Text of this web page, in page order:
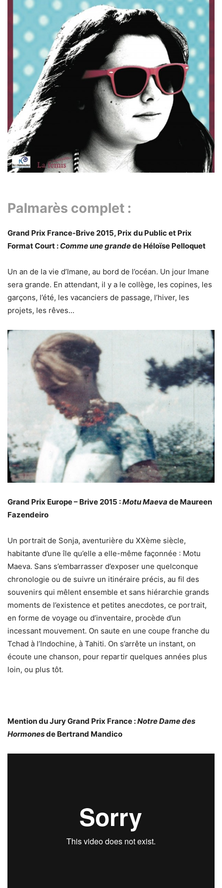
Palmarès complet :
Grand Prix France-Brive 2015, Prix du Public et Prix
Format Court : Comme une grandede Héloïse Pelloquet
Un an de la vie d’Imane, au bord de l’océan. Un jour Imane
sera grande. En attendant, il y a le collège, les copines, les
garçons, l’été, les vacanciers de passage, l’hiver, les
projets, les rêves…
Grand Prix Europe – Brive 2015 :Motu Maeva de Maureen
Fazendeiro
Un portrait de Sonja, aventurière du XXème siècle,
habitante d’une île qu’elle a elle-même façonnée : Motu
Maeva. Sans s’embarrasser d’exposer une quelconque
chronologie ou de suivre un itinéraire précis, au fil des
souvenirs qui mêlent ensemble et sans hiérarchie grands
moments de l’existence et petites anecdotes, ce portrait,
en forme de voyage ou d’inventaire, procède d’un
incessant mouvement. On saute en une coupe franche du
Tchad à l’Indochine, à Tahiti. On s’arrête un instant, on
écoute une chanson, pour repartir quelques années plus
loin, ou plus tôt.
Mention du Jury Grand Prix France :Notre Dame des
Hormonesde Bertrand Mandico